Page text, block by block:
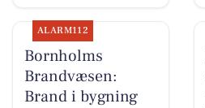
ALARM112
Bornholms
Brandvæsen:
Brand i bygning